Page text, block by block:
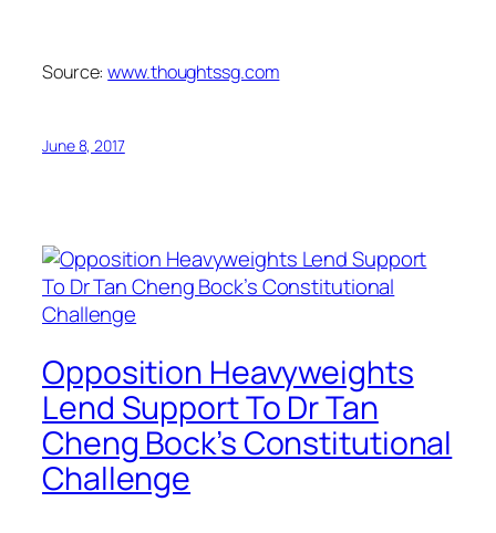
Source:www.thoughtssg.com
June 8, 2017
Opposition Heavyweights
Lend Support To Dr Tan
Cheng Bock’s Constitutional
Challenge